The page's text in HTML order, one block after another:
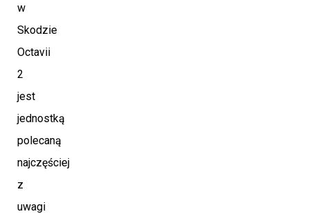
w
Skodzie
Octavii
2
jest
jednostką
polecaną
najczęściej
z
uwagi